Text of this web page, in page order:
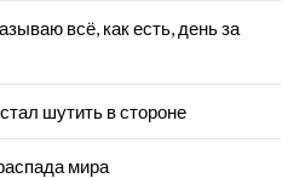
всё, как есть, день за
шутить в стороне
мира